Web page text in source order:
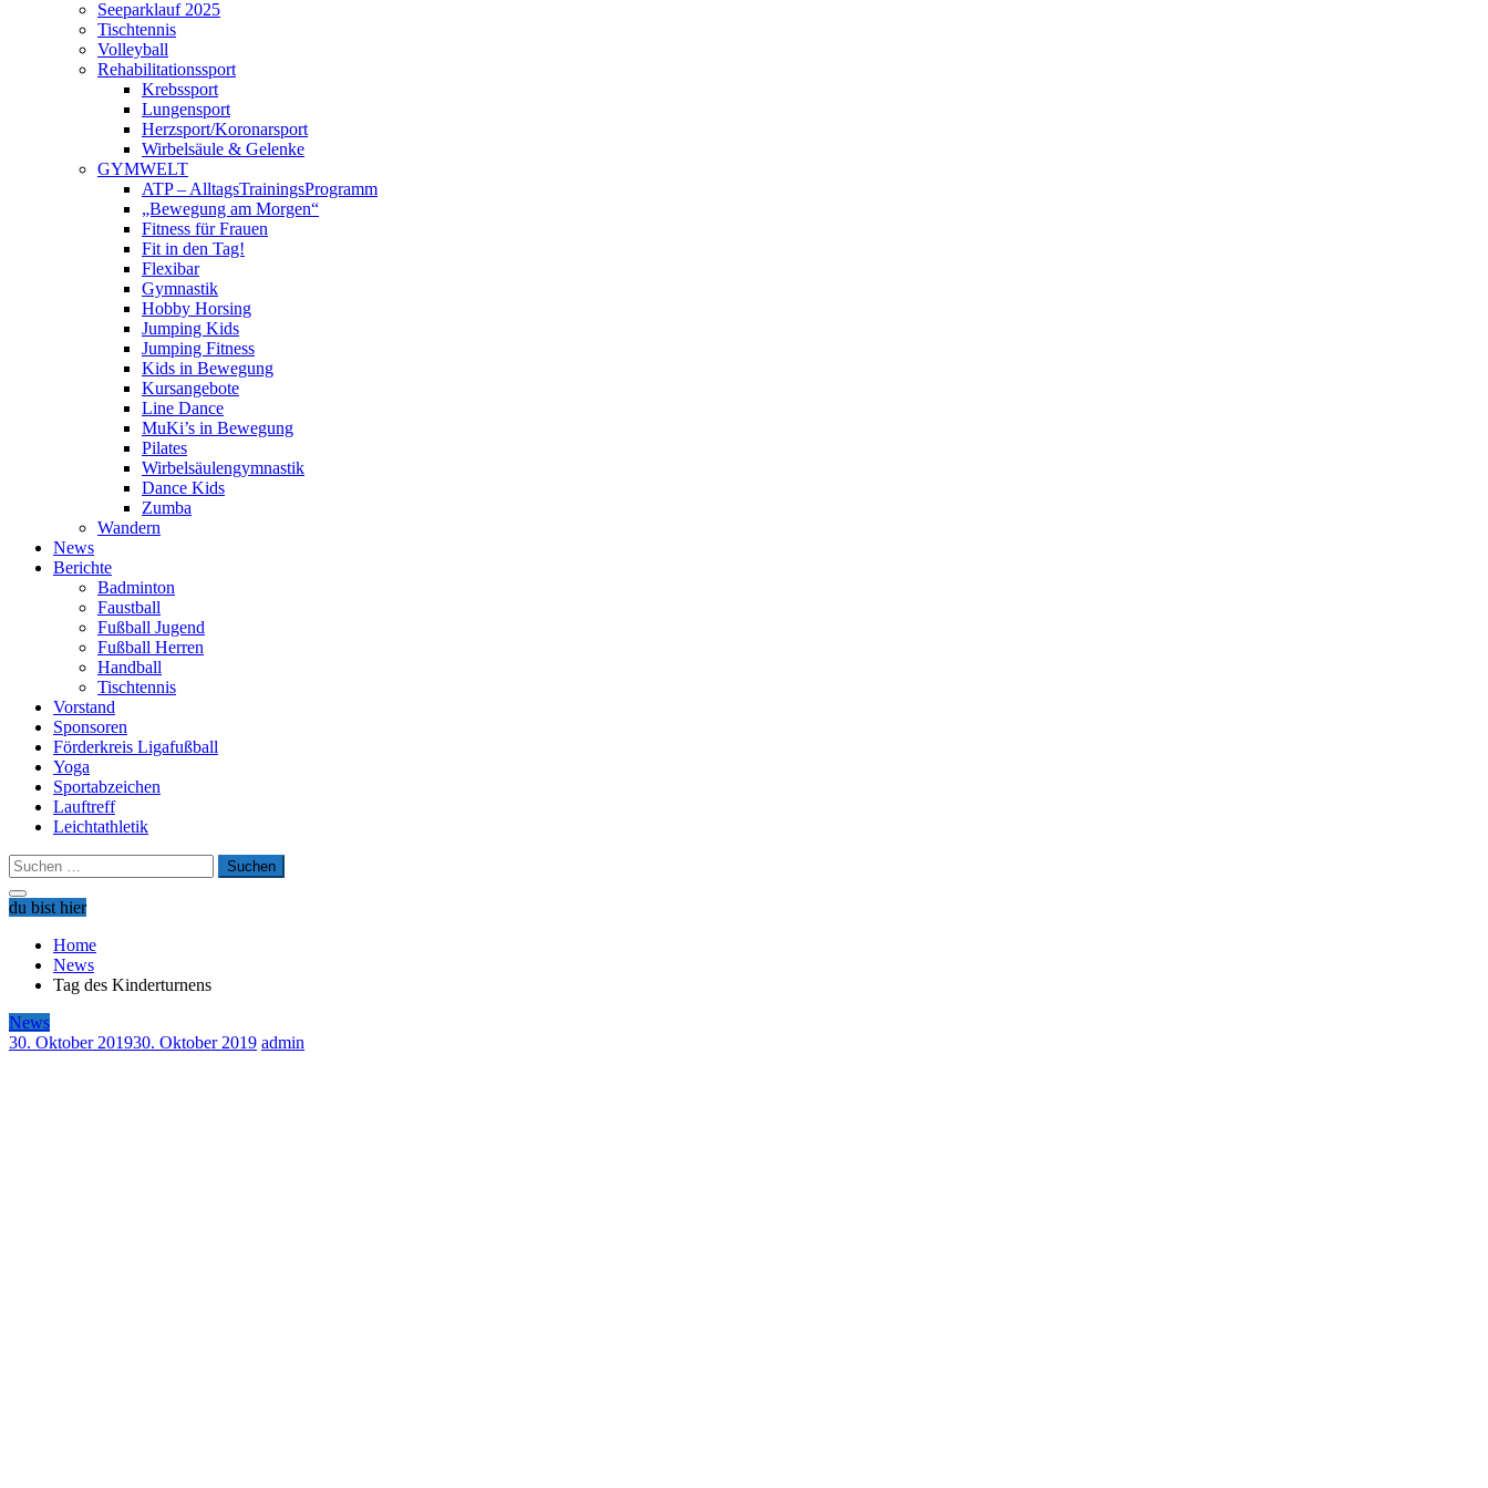
Seeparklauf 2025
Tischtennis
Volleyball
Rehabilitationssport
Krebssport
Lungensport
Herzsport/Koronarsport
Wirbelsäule & Gelenke
GYMWELT
ATP – AlltagsTrainingsProgramm
„Bewegung am Morgen“
Fitness für Frauen
Fit in den Tag!
Flexibar
Gymnastik
Hobby Horsing
Jumping Kids
Jumping Fitness
Kids in Bewegung
Kursangebote
Line Dance
MuKi’s in Bewegung
Pilates
Wirbelsäulengymnastik
Dance Kids
Zumba
Wandern
News
Berichte
Badminton
Faustball
Fußball Jugend
Fußball Herren
Handball
Tischtennis
Vorstand
Sponsoren
Förderkreis Ligafußball
Yoga
Sportabzeichen
Lauftreff
Leichtathletik
Suchen
nach:
du bist hier
Home
News
Tag des Kinderturnens
News
30. Oktober 201930. Oktober 2019 admin